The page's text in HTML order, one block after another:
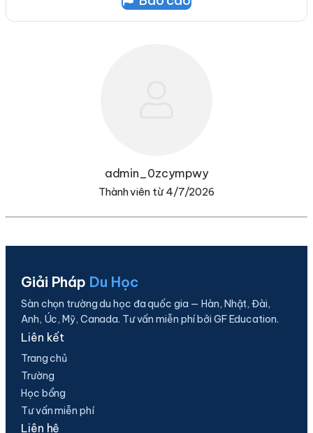
admin_0zcympwy
Thành viên từ 4/7/2026
Giải Pháp Du Học
Sàn chọn trường du học đa quốc gia — Hàn, Nhật, Đài,
Anh, Úc, Mỹ, Canada. Tư vấn miễn phí bởi GF Education.
Liên kết
Trang chủ
Trường
Học bổng
Tư vấn miễn phí
Liên hệ